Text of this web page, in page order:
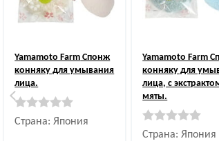
Yamamoto Farm Спонж
конняку для умывания
лица.
Страна: Япония
Yamamoto Farm
конняку для
лица, с
мяты.
Страна: Япония